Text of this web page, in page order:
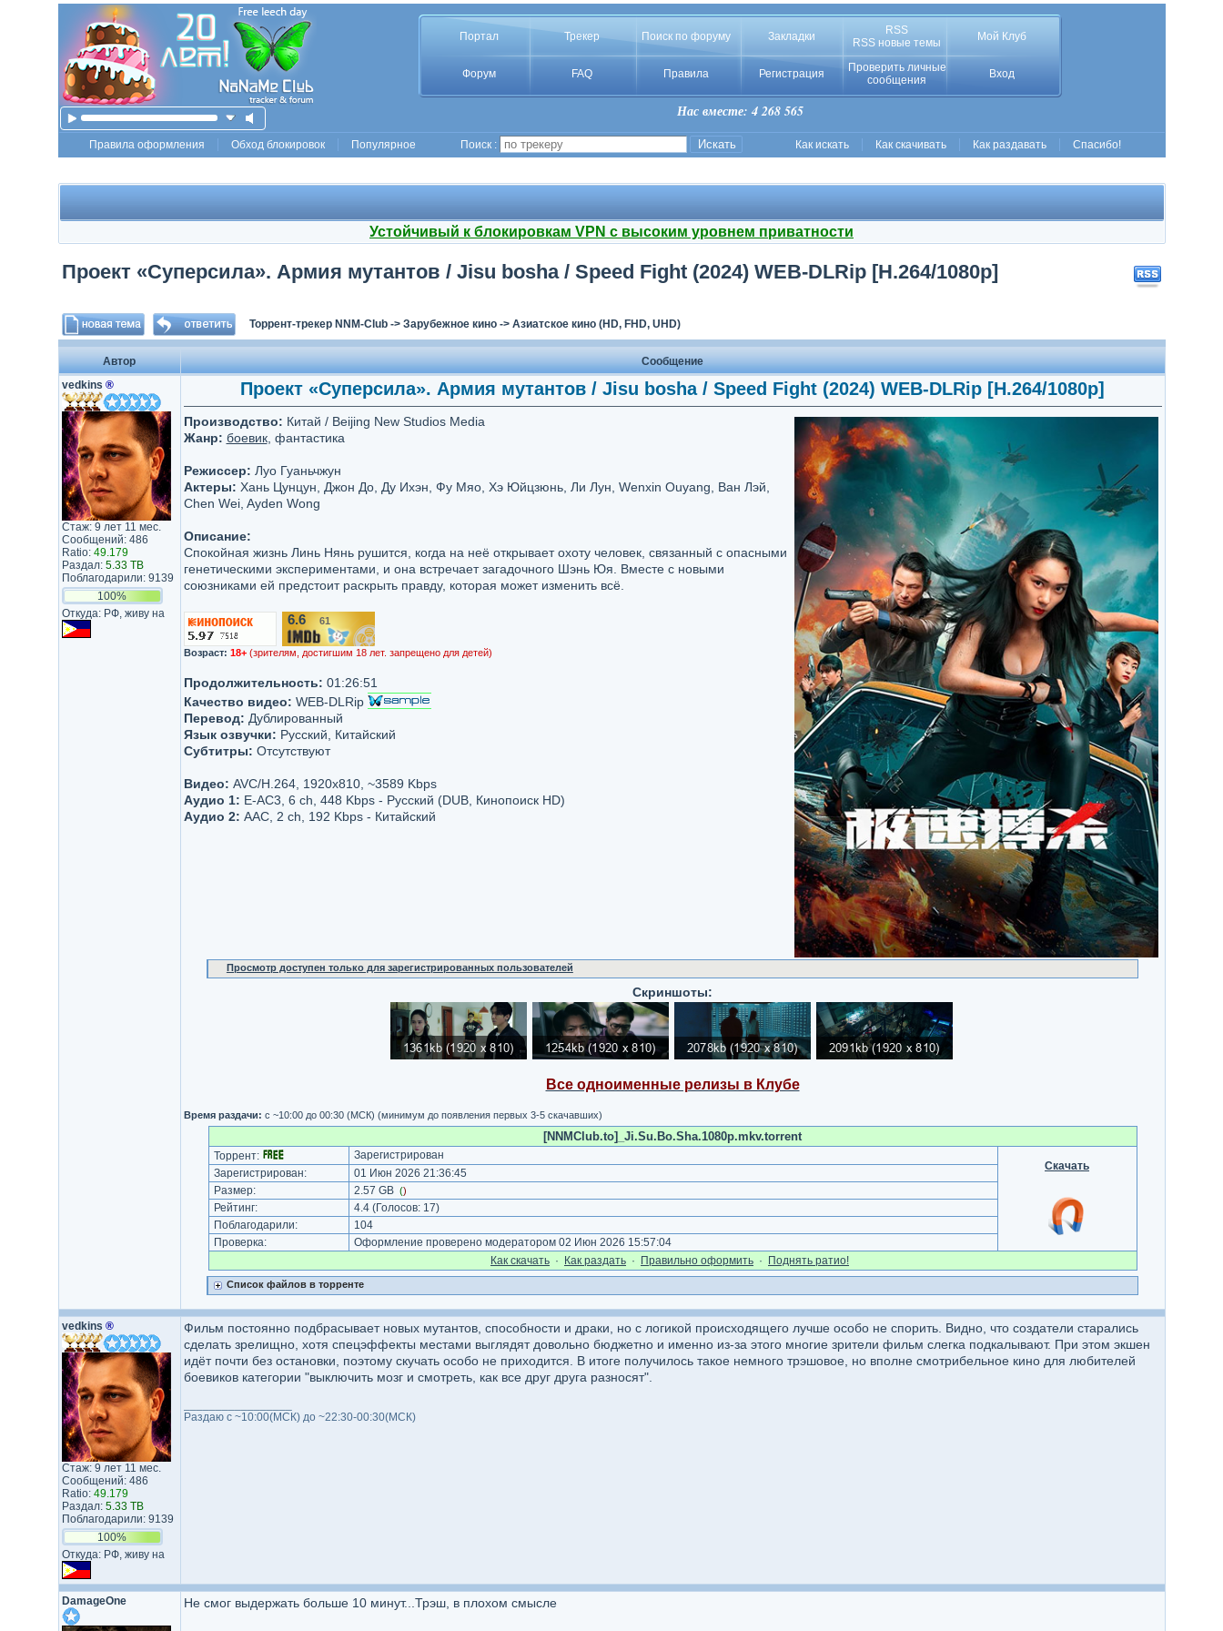
Портал Трекер Поиск по форуму Закладки
RSS
RSS новые темы
Мой Клуб
Форум FAQ Правила Регистрация
Проверить личные
сообщения
Вход
Нас вместе: 4 268 565
Правила оформления Обход блокировок Популярное Поиск : Как искать Как скачивать Как раздавать Спасибо!
Устойчивый к блокировкам VPN с высоким уровнем приватности
Проект «Суперсила». Армия мутантов / Jisu bosha / Speed Fight (2024) WEB-DLRip [H.264/1080p]
Торрент-трекер NNM-Club-> Зарубежное кино-> Азиатское кино (HD, FHD, UHD)
Автор
Сообщение
vedkins ®
Стаж: 9 лет 11 мес.
Сообщений: 486
Ratio: 49.179
Раздал: 5.33 TB
Поблагодарили: 9139
100%
Откуда: РФ, живу на
Проект «Суперсила». Армия мутантов / Jisu bosha / Speed Fight (2024) WEB-DLRip [H.264/1080p]
Производство: Китай / Beijing New Studios Media
Жанр: боевик, фантастика
Режиссер: Луо Гуаньчжун
Актеры: Хань Цунцун, Джон До, Ду Ихэн, Фу Мяо, Хэ Юйцзюнь, Ли Лун, Wenxin Ouyang, Ван Лэй,
Chen Wei, Ayden Wong
Описание:
Спокойная жизнь Линь Нянь рушится, когда на неё открывает охоту человек, связанный с опасными
генетическими экспериментами, и она встречает загадочного Шэнь Юя. Вместе с новыми
союзниками ей предстоит раскрыть правду, которая может изменить всё.
6.6/10 61
Возраст: 18+ (зрителям, достигшим 18 лет. запрещено для детей)
Продолжительность: 01:26:51
Качество видео: WEB-DLRip
Перевод: Дублированный
Язык озвучки: Русский, Китайский
Субтитры: Отсутствуют
Видео: AVC/H.264, 1920x810, ~3589 Kbps
Аудио 1: E-AC3, 6 ch, 448 Kbps - Русский (DUB, Кинопоиск HD)
Аудио 2: AAC, 2 ch, 192 Kbps - Китайский
Просмотр доступен только для зарегистрированных пользователей
Скриншоты:
Все одноименные релизы в Клубе
Время раздачи: с ~10:00 до 00:30 (МСК) (минимум до появления первых 3-5 скачавших)
[NNMClub.to]_Ji.Su.Bo.Sha.1080p.mkv.torrent
Торрент:
Зарегистрирован
Скачать
Зарегистрирован:
01 Июн 2026 21:36:45
Размер:
2.57 GB ()
Рейтинг: 4.4(Голосов: 17)
Поблагодарили:
104
Проверка:
Оформление проверено модератором 02 Июн 2026 15:57:04
Как cкачать · Как раздать · Правильно оформить · Поднять ратио!
Список файлов в торренте
vedkins ®
Стаж: 9 лет 11 мес.
Сообщений: 486
Ratio: 49.179
Раздал: 5.33 TB
Поблагодарили: 9139
100%
Откуда: РФ, живу на
Фильм постоянно подбрасывает новых мутантов, способности и драки, но с логикой происходящего лучше особо не спорить. Видно, что создатели старались
сделать зрелищно, хотя спецэффекты местами выглядят довольно бюджетно и именно из-за этого многие зрители фильм слегка подкалывают. При этом экшен
идёт почти без остановки, поэтому скучать особо не приходится. В итоге получилось такое немного трэшовое, но вполне смотрибельное кино для любителей
боевиков категории "выключить мозг и смотреть, как все друг друга разносят".
Раздаю с ~10:00(МСК) до ~22:30-00:30(МСК)
DamageOne Не смог выдержать больше 10 минут...Трэш, в плохом смысле